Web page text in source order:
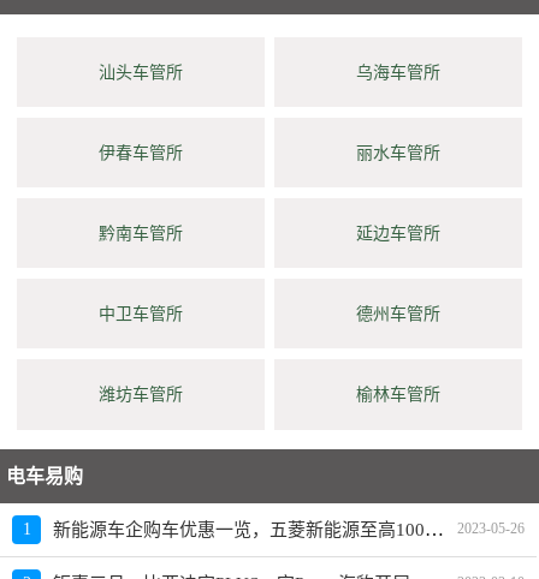
汕头车管所 乌海车管所
伊春车管所 丽水车管所
黔南车管所 延边车管所
中卫车管所 德州车管所
潍坊车管所 榆林车管所
电车易购
1 新能源车企购车优惠一览，五菱新能源至高10000元限时补贴 2023-05-26